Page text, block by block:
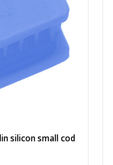
silicon small cod